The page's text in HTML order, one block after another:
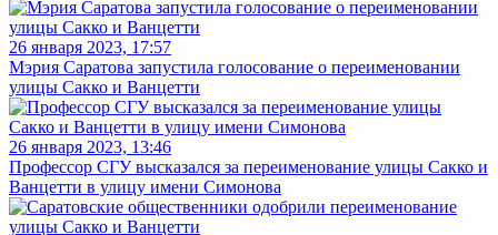
26 января 2023, 17:57
Мэрия Саратова запустила голосование о переименовании
улицы Сакко и Ванцетти
26 января 2023, 13:46
Профессор СГУ высказался за переименование улицы Сакко и
Ванцетти в улицу имени Симонова